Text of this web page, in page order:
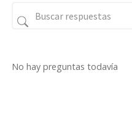
No hay preguntas todavía